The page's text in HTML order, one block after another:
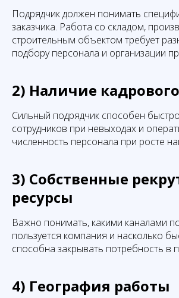
Подрядчик должен понимать
заказчика. Работа со складом,
строительным объектом требует
подбору персонала и организации
2) Наличие
Сильный подрядчик способен
сотрудников при невыходах и
численность персонала при росте
3) Собственные
ресурсы
Важно понимать, какими каналами
пользуется компания и насколько
способна закрывать потребность в
4) География работы